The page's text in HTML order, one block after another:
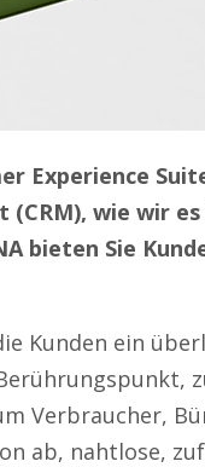
Experience
wie wir
bieten Sie
Kunden ein
Verbraucher,
ab, nahtlose,